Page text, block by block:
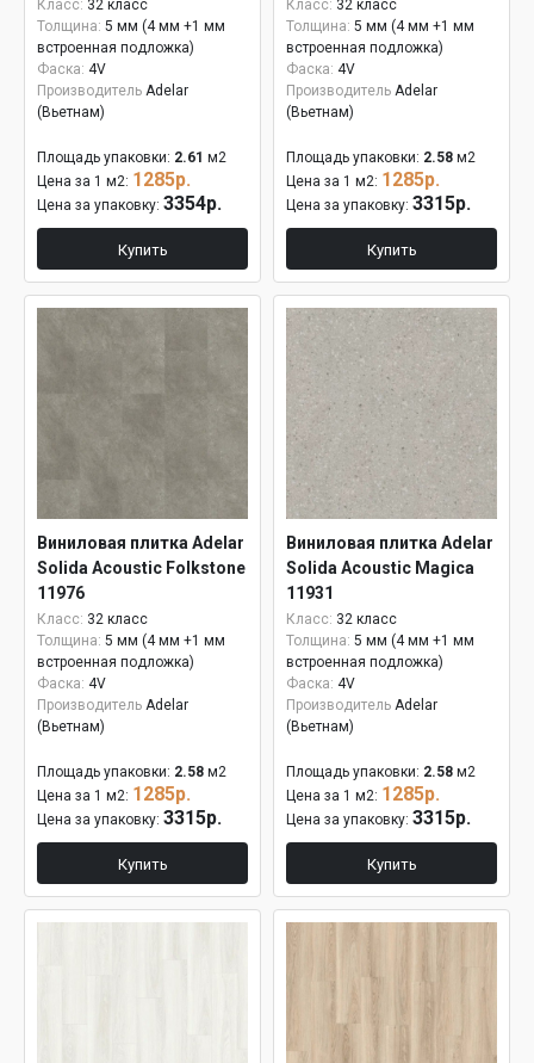
Класс: 32 класс
Толщина: 5 мм (4 мм +1 мм
встроенная подложка)
Фаска: 4V
Производитель Adelar
(Вьетнам)
Площадь упаковки: 2.61 м2
Цена за 1 м2: 1285р.
Цена за упаковку: 3354р.
Купить
Класс: 32 класс
Толщина: 5 мм (4 мм +1 мм
встроенная подложка)
Фаска: 4V
Производитель Adelar
(Вьетнам)
Площадь упаковки: 2.58 м2
Цена за 1 м2: 1285р.
Цена за упаковку: 3315р.
Купить
Виниловая плитка Adelar
Solida Acoustic Folkstone
11976
Класс: 32 класс
Толщина: 5 мм (4 мм +1 мм
встроенная подложка)
Фаска: 4V
Производитель Adelar
(Вьетнам)
Площадь упаковки: 2.58 м2
Цена за 1 м2: 1285р.
Цена за упаковку: 3315р.
Купить
Виниловая плитка Adelar
Solida Acoustic Magica
11931
Класс: 32 класс
Толщина: 5 мм (4 мм +1 мм
встроенная подложка)
Фаска: 4V
Производитель Adelar
(Вьетнам)
Площадь упаковки: 2.58 м2
Цена за 1 м2: 1285р.
Цена за упаковку: 3315р.
Купить